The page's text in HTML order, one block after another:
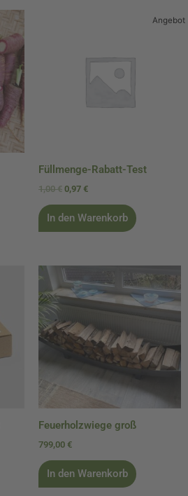
Angebot
Füllmenge-Rabatt-Test
1,00€ 0,97 €
In den Warenkorb
Feuerholzwiege groß
799,00 €
In den Warenkorb